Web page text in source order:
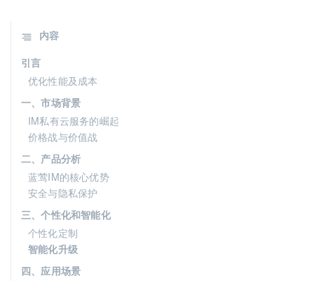
内容
引言
优化性能及成本
一、市场背景
IM私有云服务的崛起
价格战与价值战
二、产品分析
蓝莺IM的核心优势
安全与隐私保护
三、个性化和智能化
个性化定制
智能化升级
四、应用场景